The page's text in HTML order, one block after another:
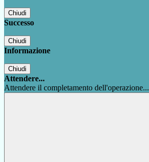
Chiudi
Successo
Chiudi
Informazione
Chiudi
Attendere...
Attendere il completamento dell'operazione...